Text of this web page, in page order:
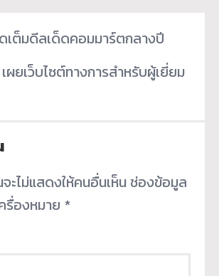
เต็มดีลเด็ดคอมมาร์ตกลางปี
ผยเว็บไซต์ทางการสำหรับผู้เยี่ยม
ไม่แสดงให้คนอื่นเห็น ช่องข้อมูล
รื่องหมาย *